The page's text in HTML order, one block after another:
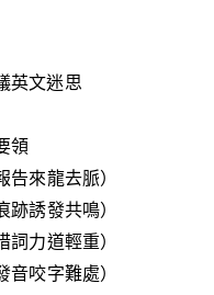
英文迷思
領
告來龍去脈）
跡誘發共鳴）
詞力道輕重）
音咬字難處）